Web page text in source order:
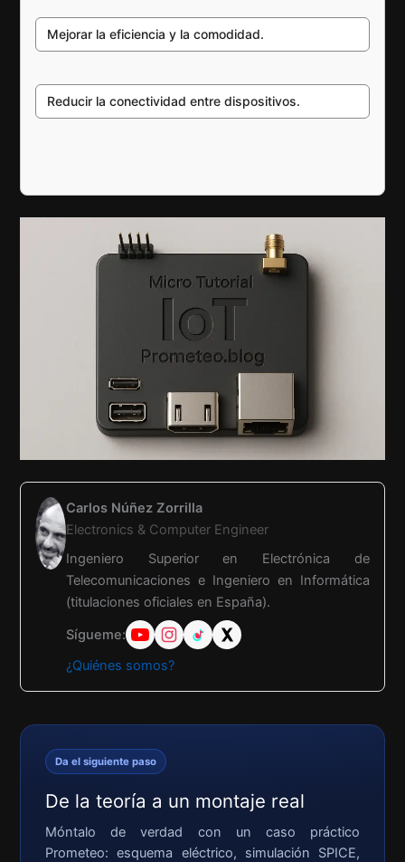
Mejorar la eficiencia y la comodidad.
Reducir la conectividad entre dispositivos.
Carlos Núñez Zorrilla
Electronics & Computer Engineer
Ingeniero Superior en Electrónica de
Telecomunicaciones e Ingeniero en Informática
(titulaciones oficiales en España).
Sígueme:
¿Quiénes somos?
Da el siguiente paso
De la teoría a un montaje real
Móntalo de verdad con un caso práctico
Prometeo: esquema eléctrico, simulación SPICE,